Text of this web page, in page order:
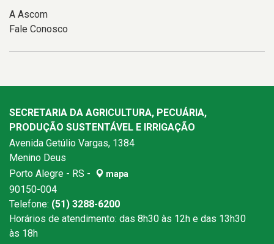
A Ascom
Fale Conosco
SECRETARIA DA AGRICULTURA, PECUÁRIA,
PRODUÇÃO SUSTENTÁVEL E IRRIGAÇÃO
Avenida Getúlio Vargas, 1384
Menino Deus
Porto Alegre - RS -
mapa
90150-004
Telefone: (51) 3288-6200
Horários de atendimento: das 8h30 às 12h e das 13h30
às 18h